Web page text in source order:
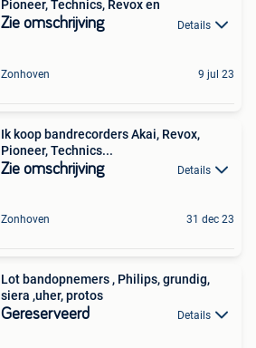
Pioneer, Technics, Revox en
Zie omschrijving Details
Zonhoven 9 jul 23
Ik koop bandrecorders Akai, Revox,
Pioneer, Technics...
Zie omschrijving Details
Zonhoven 31 dec 23
Lot bandopnemers , Philips, grundig,
siera ,uher, protos
Gereserveerd Details